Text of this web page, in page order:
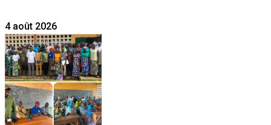
4 août 2026